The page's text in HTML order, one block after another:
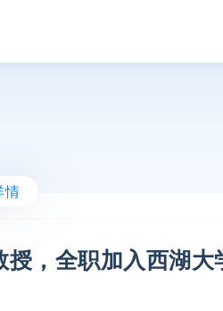
情
，全职加入西湖大